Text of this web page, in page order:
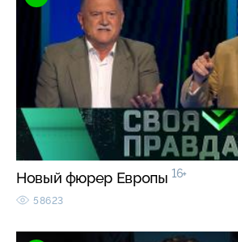
Новый фюрер Европы 16+
58623